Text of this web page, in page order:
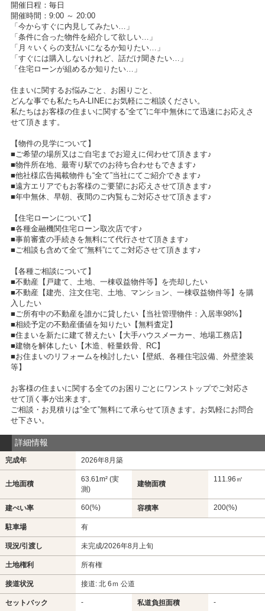
開催日程：毎日
開催時間：9:00 ～ 20:00
「今からすぐに内見してみたい…」
「条件に合った物件を紹介して欲しい…」
「月々いくらの支払いになるか知りたい…」
「すぐには購入しないけれど、話だけ聞きたい…」
「住宅ローンが組めるか知りたい…」
住まいに関するお悩みごと、お困りごと、
どんな事でも私たちA-LINEにお気軽にご相談ください。
私たちはお客様の住まいに関する“全て”に年中無休にて迅速にお応えさ
せて頂きます。
【物件の見学について】
■ご希望の場所又はご自宅までお迎えに伺わせて頂きます♪
■物件所在地、最寄り駅でのお待ち合わせもできます♪
■他社様広告掲載物件も“全て”当社にてご紹介できます♪
■遠方エリアでもお客様のご要望にお応えさせて頂きます♪
■年中無休、早朝、夜間のご内覧もご対応させて頂きます♪
【住宅ローンについて】
■各種金融機関住宅ローン取次店です♪
■事前審査の手続きを無料にて代行させて頂きます♪
■ご相談も含めて全て“無料”にてご対応させて頂きます♪
【各種ご相談について】
■不動産【戸建て、土地、一棟収益物件等】を売却したい
■不動産【建売、注文住宅、土地、マンション、一棟収益物件等】を購
入したい
■ご所有中の不動産を誰かに貸したい【当社管理物件：入居率98%】
■相続予定の不動産価値を知りたい【無料査定】
■住まいを新たに建て替えたい【大手ハウスメーカー、地場工務店】
■建物を解体したい【木造、軽量鉄骨、RC】
■お住まいのリフォームを検討したい【壁紙、各種住宅設備、外壁塗装
等】
お客様の住まいに関する全てのお困りごとにワンストップでご対応さ
せて頂く事が出来ます。
ご相談・お見積りは“全て”無料にて承らせて頂きます。お気軽にお問合
せ下さい。
詳細情報
完成年 2026年8月築
土地面積
63.61m² (実
測)
建物面積
111.96㎡
建ぺい率 60(%) 容積率 200(%)
駐車場 有
現況/引渡し 未完成/2026年8月上旬
土地権利 所有権
接道状況 接道: 北 6ｍ 公道
セットバック - 私道負担面積 -